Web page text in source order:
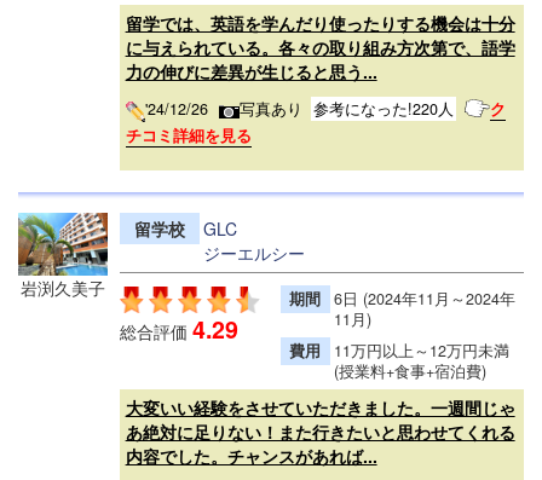
留学では、英語を学んだり使ったりする機会は十分
に与えられている。各々の取り組み方次第で、語学
力の伸びに差異が生じると思う...
'24/12/26 写真あり 参考になった!220人
ク
チコミ詳細を見る
岩渕久美子
留学校
GLC
ジーエルシー
総合評価 4.29
期間
6日 (2024年11月～2024年
11月)
費用
11万円以上～12万円未満
(授業料+食事+宿泊費)
大変いい経験をさせていただきました。一週間じゃ
あ絶対に足りない！また行きたいと思わせてくれる
内容でした。チャンスがあれば...